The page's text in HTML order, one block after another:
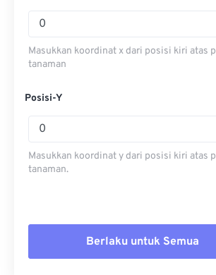
Masukkan koordinat x dari posisi kiri atas
tanaman
Posisi-Y
Masukkan koordinat y dari posisi kiri atas
tanaman.
Berlaku untuk Semua